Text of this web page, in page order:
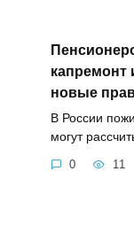
капремонт
новые
В России
могут
0 11